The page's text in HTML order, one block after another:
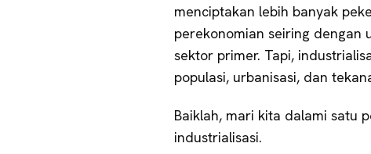
menciptakan lebih banyak
perekonomian seiring dengan
sektor primer. Tapi,
populasi, urbanisasi, dan
Baiklah, mari kita dalami satu
industrialisasi.